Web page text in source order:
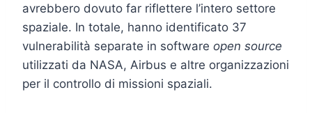
avrebbero dovuto far riflettere l’intero settore
spaziale. In totale, hanno identificato 37
vulnerabilità separate in software open source
utilizzati da NASA, Airbus e altre organizzazioni
per il controllo di missioni spaziali.